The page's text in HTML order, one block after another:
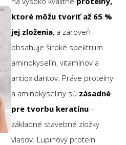
ktoré môžu tvoriť až 65 %
jej zloženia, a zároveň
obsahuje široké spektrum
aminokyselín, vitamínov a
antioxidantov. Práve proteíny
a aminokyseliny sú zásadné
pre tvorbu keratínu –
základné stavebné zložky
vlasov. Lupinový proteín